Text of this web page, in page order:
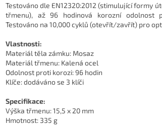
Testováno dle EN12320:2012 (stimulující formy
třmenu), až 96 hodinová korozní odolnost
Testováno na 10,000 cyklů (otevřít/zavřít) pro
Vlastnosti:
Materiál těla zámku: Mosaz
Materiál třmenu: Kalená ocel
Odolnost proti korozi: 96 hodin
Klíče: dodáváno se 3 klíči
Specifikace:
Výška třmenu: 15,5 x 20 mm
Hmotnost: 335 g